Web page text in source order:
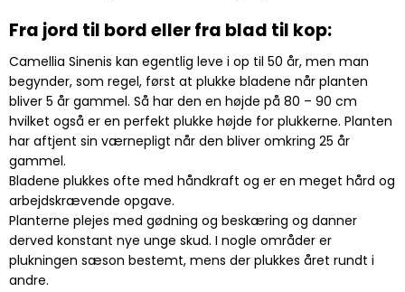
Fra jord til bord eller fra blad til kop:
Camellia Sinenis kan egentlig leve i op til 50 år, men man
begynder, som regel, først at plukke bladene når planten
bliver 5 år gammel. Så har den en højde på 80 – 90 cm
hvilket også er en perfekt plukke højde for plukkerne. Planten
har aftjent sin værnepligt når den bliver omkring 25 år
gammel.
Bladene plukkes ofte med håndkraft og er en meget hård og
arbejdskrævende opgave.
Planterne plejes med gødning og beskæring og danner
derved konstant nye unge skud. I nogle områder er
plukningen sæson bestemt, mens der plukkes året rundt i
andre.